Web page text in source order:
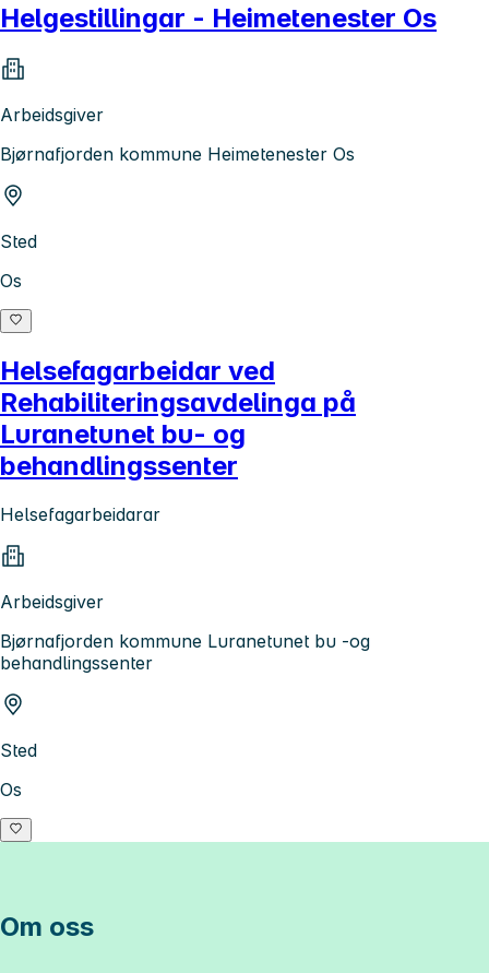
Helgestillingar - Heimetenester Os
Arbeidsgiver
Bjørnafjorden kommune Heimetenester Os
Sted
Os
Helsefagarbeidar ved
Rehabiliteringsavdelinga på
Luranetunet bu- og
behandlingssenter
Helsefagarbeidarar
Arbeidsgiver
Bjørnafjorden kommune Luranetunet bu -og
behandlingssenter
Sted
Os
Om oss